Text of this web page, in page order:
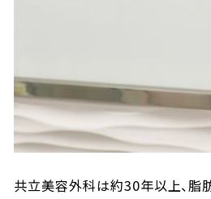
共立美容外科は約30年以上、脂